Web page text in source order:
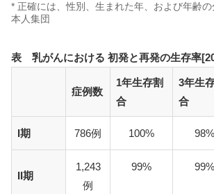
* 正確には、性別、生まれた年、および年齢
本人集団
表 乳がんにおける 初発と再発の生存率
症例数
1年生存割
合
3年生
合
I期 786例 100% 98%
II期
1,243
例
99% 99%